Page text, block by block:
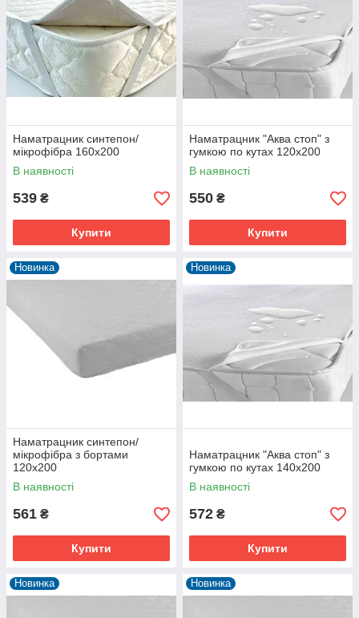
Наматрацник синтепон/
мікрофібра 160х200
В наявності
539 ₴
Купити
Наматрацник "Аква стоп" з
гумкою по кутах 120х200
В наявності
550 ₴
Купити
Новинка
Наматрацник синтепон/
мікрофібра з бортами
120х200
В наявності
561 ₴
Купити
Новинка
Наматрацник "Аква стоп" з
гумкою по кутах 140х200
В наявності
572 ₴
Купити
Новинка Новинка